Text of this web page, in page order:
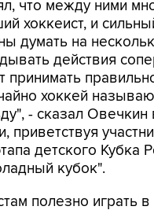
что между ними
хоккеист, и
думать на
действия
принимать
хоккей
- сказал Овечкин
приветствуя
детского Кубка
кубок".
полезно играть в